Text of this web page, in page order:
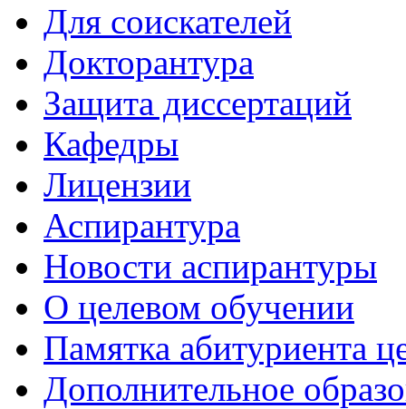
Для соискателей
Докторантура
Защита диссертаций
Кафедры
Лицензии
Аспирантура
Новости аспирантуры
О целевом обучении
Памятка абитуриента
Дополнительное